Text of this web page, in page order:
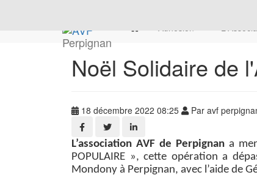
Perpignan
Adhésion
Noël Solidaire de
18 décembre 2022 08:25 Par avf
L’association AVF de Perpignan a
POPULAIRE », cette opération a
Mondony à Perpignan, avec l’aide de